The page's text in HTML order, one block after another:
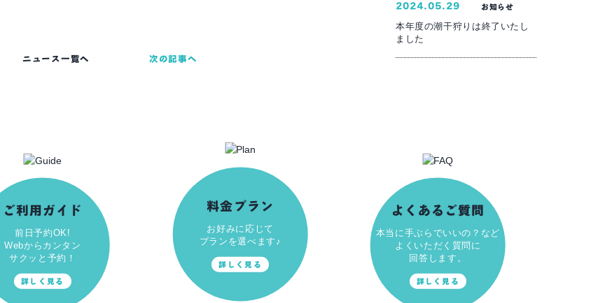
ニュース一覧へ 次の記事へ
2024.05.29 お知らせ
本年度の潮干狩りは終了いたし
ました
ご利用ガイド
前日予約OK!
Webからカンタン
サクッと予約！
詳しく見る
料金プラン
お好みに応じて
プランを選べます♪
詳しく見る
よくあるご質問
本当に手ぶらでいいの？など
よくいただく質問に
回答します。
詳しく見る